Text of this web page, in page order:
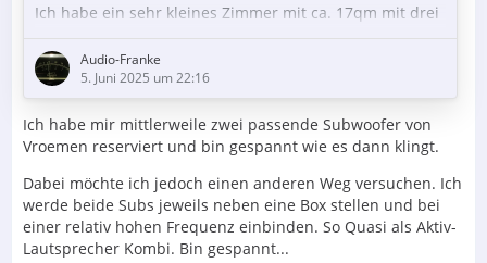
Ich habe ein sehr kleines Zimmer mit ca. 17qm mit drei
Trockenbauwänden und einer Mauerwand.
Lautsprecher sind die La Frizzanta von Vroemen.
Verstärker eine Magnat RV2 Röhre und als
Plattenspieler läuft ein Acoustic Solid.
Lautsprecher das Aufstellen vor einer Trockenbauwand
nicht. Die Wand „pumpt“ und somit verliert sich der
Bass. Da ich aber schon gerne Bass hätte und eine
Umstellung der Boxen an…
Audio-Franke
5. Juni 2025 um 22:16
Ich habe mir mittlerweile zwei passende Subwoofer von
Vroemen reserviert und bin gespannt wie es dann klingt.
Dabei möchte ich jedoch einen anderen Weg versuchen. Ich
werde beide Subs jeweils neben eine Box stellen und bei
einer relativ hohen Frequenz einbinden. So Quasi als Aktiv-
Lautsprecher Kombi. Bin gespannt...